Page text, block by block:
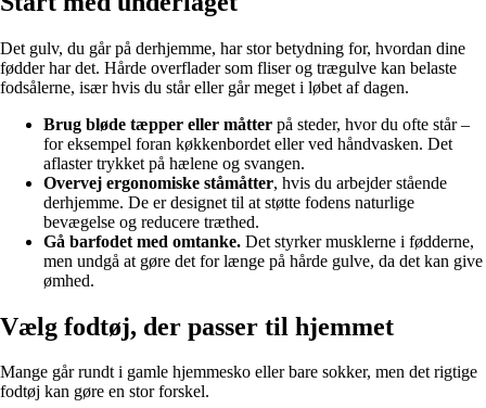
Det gulv, du går på derhjemme, har stor betydning for, hvordan dine
fødder har det. Hårde overflader som fliser og trægulve kan belaste
fodsålerne, især hvis du står eller går meget i løbet af dagen.
Brug bløde tæpper eller måtter på steder, hvor du ofte står –
for eksempel foran køkkenbordet eller ved håndvasken. Det
aflaster trykket på hælene og svangen.
Overvej ergonomiske ståmåtter, hvis du arbejder stående
derhjemme. De er designet til at støtte fodens naturlige
bevægelse og reducere træthed.
Gå barfodet med omtanke. Det styrker musklerne i fødderne,
men undgå at gøre det for længe på hårde gulve, da det kan give
ømhed.
Vælg fodtøj, der passer til hjemmet
Mange går rundt i gamle hjemmesko eller bare sokker, men det rigtige
fodtøj kan gøre en stor forskel.